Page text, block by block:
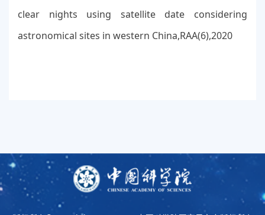
clear nights using satellite date considering
astronomical sites in western China,RAA(6),2020